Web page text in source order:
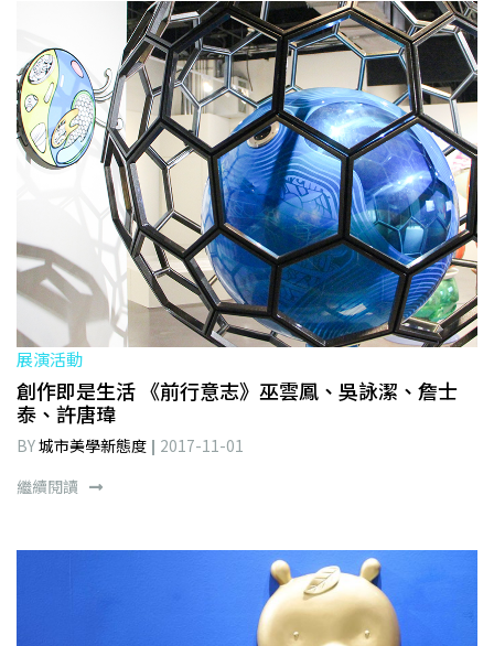
展演活動
創作即是生活 《前行意志》巫雲鳳、吳詠潔、詹士
泰、許唐瑋
BY城市美學新態度
2017-11-01
繼續閱讀